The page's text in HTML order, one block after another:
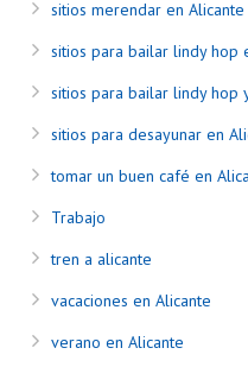
sitios merendar en Alicante
sitios para bailar lindy hop
sitios para bailar lindy hop
sitios para desayunar en
tomar un buen café en
Trabajo
tren a alicante
vacaciones en Alicante
verano en Alicante